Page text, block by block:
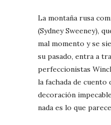
La montaña rusa
(Sydney Sweeney),
mal momento y se
su pasado, entra a
perfeccionistas
la fachada de cuento
decoración
nada es lo que